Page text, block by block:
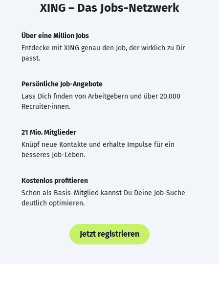
XING – Das Jobs-Netzwerk
Über eine Million Jobs
Entdecke mit XING genau den Job, der wirklich zu Dir
passt.
Persönliche Job-Angebote
Lass Dich finden von Arbeitgebern und über 20.000
Recruiter·innen.
21 Mio. Mitglieder
Knüpf neue Kontakte und erhalte Impulse für ein
besseres Job-Leben.
Kostenlos profitieren
Schon als Basis-Mitglied kannst Du Deine Job-Suche
deutlich optimieren.
Jetzt registrieren